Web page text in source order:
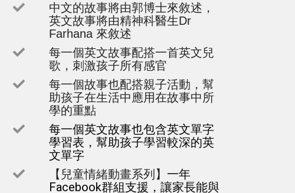
中文的故事將由郭博士來敘述，
英文故事將由精神科醫生Dr
Farhana 來敘述
每一個英文故事配搭一首英文兒
歌，刺激孩子所有感官
每一個故事也配搭親子活動，幫
助孩子在生活中應用在故事中所
學的重點
每一個英文故事也包含英文單字
學習表，幫助孩子學習較深的英
文單字
【兒童情緒動畫系列】 一年
Facebook群組支援，讓家長能與